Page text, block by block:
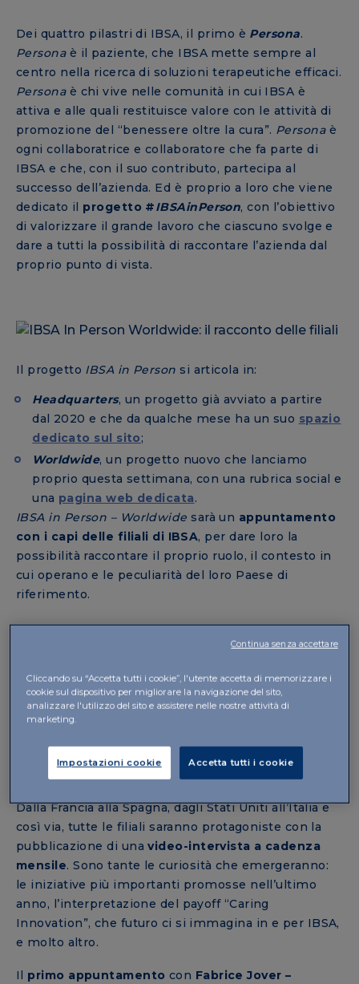
Dei quattro pilastri di IBSA, il primo è Persona.
Personaè il paziente, che IBSA mette sempre al
centro nella ricerca di soluzioni terapeutiche efficaci.
Personaè chi vive nelle comunità in cui IBSA è
attiva e alle quali restituisce valore con le attività di
promozione del “benessere oltre la cura”. Personaè
ogni collaboratrice e collaboratore che fa parte di
IBSA e che, con il suo contributo, partecipa al
successo dell’azienda. Ed è proprio a loro che viene
dedicato il progetto #IBSAinPerson, con l’obiettivo
di valorizzare il grande lavoro che ciascuno svolge e
dare a tutti la possibilità di raccontare l’azienda dal
proprio punto di vista.
Il progetto IBSA in Personsi articola in:
Headquarters, un progetto già avviato a partire
dal 2020 e che da qualche mese ha un suo spazio
dedicato sul sito;
Worldwide, un progetto nuovo che lanciamo
proprio questa settimana, con una rubrica social e
una pagina web dedicata.
IBSA in Person – Worldwidesarà un appuntamento
con i capi delle filiali di IBSA, per dare loro la
possibilità raccontare il proprio ruolo, il contesto in
cui operano e le peculiarità del loro Paese di
riferimento.
nei 5 continenti i vari mercati si differenziano molto
ed è importante creare occasioni di contatto e di
scambio tra le Persone delle diverse sedi.
offrendo angolazioni diverse
da cui poter scoprire
IBSA.
Dalla Francia alla Spagna, dagli Stati Uniti all’Italia e
così via, tutte le filiali saranno protagoniste con la
pubblicazione di unavideo-intervista a cadenza
mensile. Sono tante le curiosità che emergeranno:
le iniziative più importanti promosse nell’ultimo
anno, l’interpretazione del payoff “Caring
Innovation”, che futuro ci si immagina in e per IBSA,
e molto altro.
Il primo appuntamento con Fabrice Jover –
Cliccando su “Accetta tutti i cookie”, l'utente accetta di memorizzare i
cookie sul dispositivo per migliorare la navigazione del sito,
analizzare l'utilizzo del sito e assistere nelle nostre attività di
marketing.
Impostazioni cookie Accetta tutti i cookie
Continua senza accettare